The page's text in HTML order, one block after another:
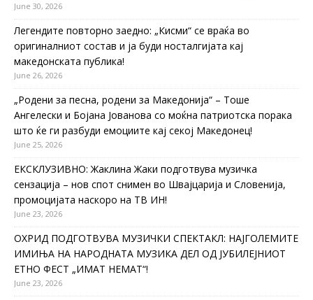
June 30, 2026
Легендите повторно заедно: „Кисми“ се враќа во
оригиналниот состав и ја буди носталгијата кај
македонската публика!
June 26, 2026
„Родени за песна, родени за Македонија“ – Тоше
Ангелески и Бојана Јованова со моќна патриотска порака
што ќе ги разбуди емоциите кај секој Македонец!
June 25, 2026
ЕКСКЛУЗИВНО: Жаклина Жаки подготвува музичка
сензација – нов спот снимен во Швајцарија и Словенија,
промоцијата наскоро на ТВ ИН!
June 23, 2026
ОХРИД ПОДГОТВУВА МУЗИЧКИ СПЕКТАКЛ: НАЈГОЛЕМИТЕ
ИМИЊА НА НАРОДНАТА МУЗИКА ДЕЛ ОД ЈУБИЛЕЈНИОТ
ЕТНО ФЕСТ „ИМАТ НЕМАТ“!
June 23, 2026